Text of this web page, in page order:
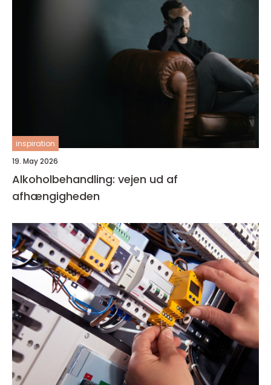
inspiration
19. May 2026
Alkoholbehandling: vejen ud af
afhængigheden